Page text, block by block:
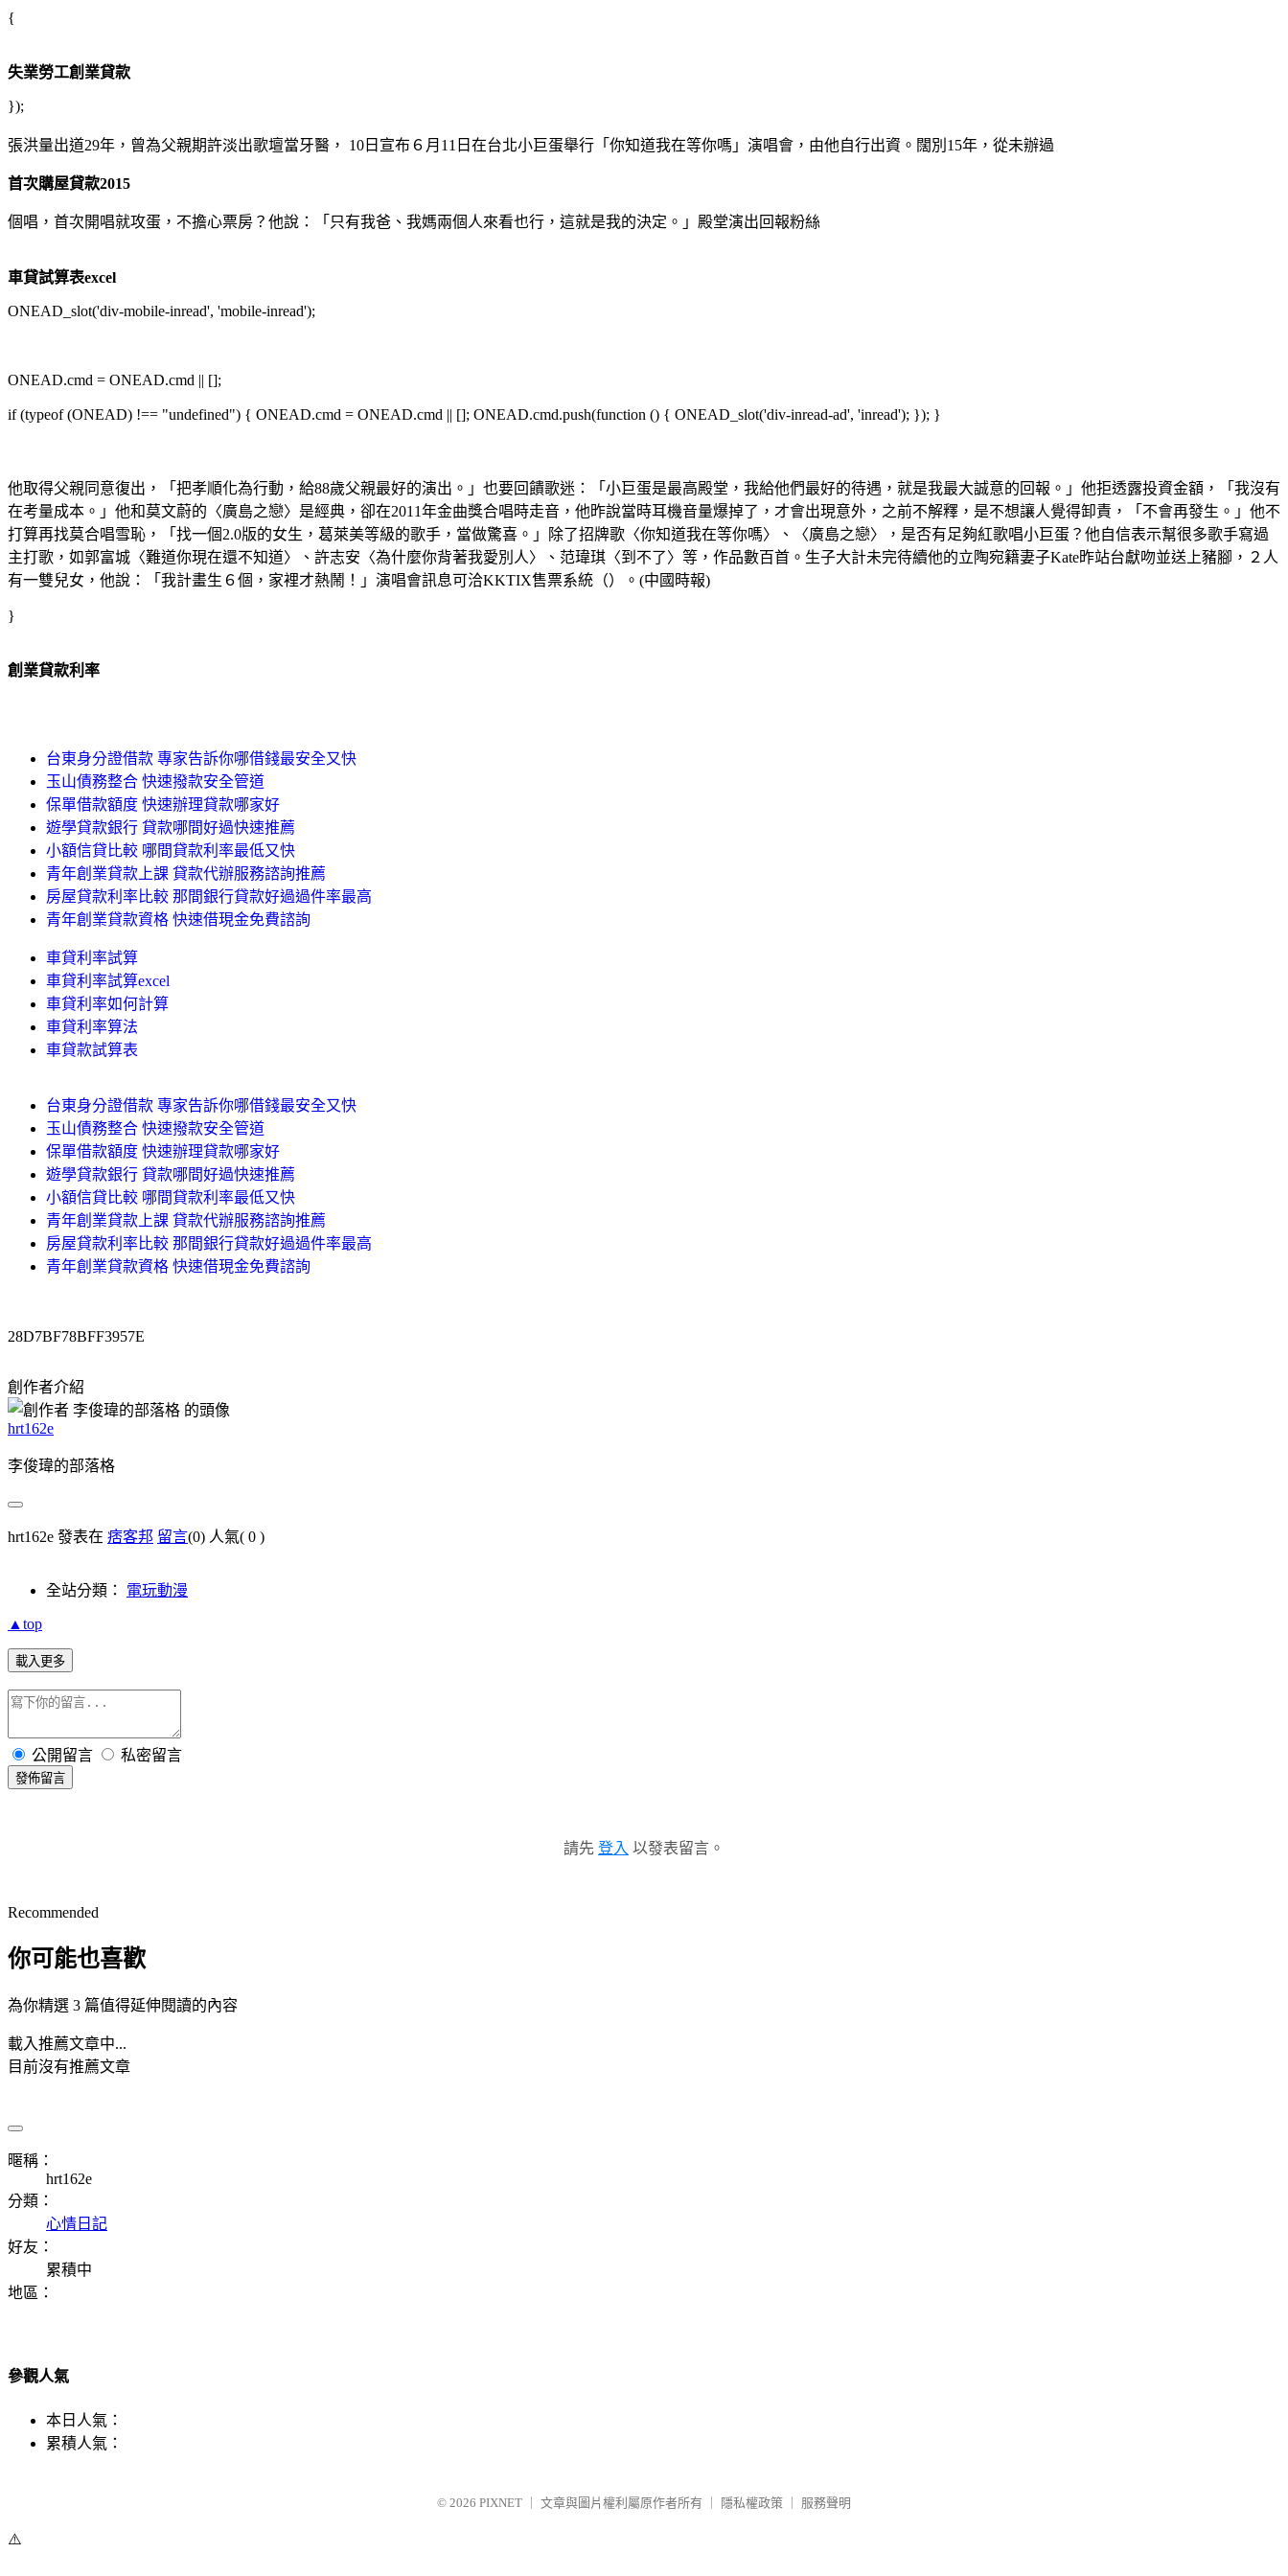
{
失業勞工創業貸款
});
張洪量出道29年，曾為父親期許淡出歌壇當牙醫， 10日宣布６月11日在台北小巨蛋舉行「你知道我在等你嗎」演唱會，由他自行出資。闊別15年，從未辦過
首次購屋貸款2015
個唱，首次開唱就攻蛋，不擔心票房？他說：「只有我爸、我媽兩個人來看也行，這就是我的決定。」殿堂演出回報粉絲
車貸試算表excel
ONEAD_slot('div-mobile-inread', 'mobile-inread');
ONEAD.cmd = ONEAD.cmd || [];
if (typeof (ONEAD) !== "undefined") { ONEAD.cmd = ONEAD.cmd || []; ONEAD.cmd.push(function () { ONEAD_slot('div-inread-ad', 'inread'); }); }
他取得父親同意復出，「把孝順化為行動，給88歲父親最好的演出。」也要回饋歌迷：「小巨蛋是最高殿堂，我給他們最好的待遇，就是我最大誠意的回報。」他拒透露投資金額，「我沒有
在考量成本。」他和莫文蔚的〈廣島之戀〉是經典，卻在2011年金曲獎合唱時走音，他昨說當時耳機音量爆掉了，才會出現意外，之前不解釋，是不想讓人覺得卸責，「不會再發生。」他不
打算再找莫合唱雪恥，「找一個2.0版的女生，葛萊美等級的歌手，當做驚喜。」除了招牌歌〈你知道我在等你嗎〉、〈廣島之戀〉，是否有足夠紅歌唱小巨蛋？他自信表示幫很多歌手寫過
主打歌，如郭富城〈難道你現在還不知道〉、許志安〈為什麼你背著我愛別人〉、范瑋琪〈到不了〉等，作品數百首。生子大計未完待續他的立陶宛籍妻子Kate昨站台獻吻並送上豬腳，２人
有一雙兒女，他說：「我計畫生６個，家裡才熱鬧！」演唱會訊息可洽KKTIX售票系統（）。(中國時報)
}
創業貸款利率
台東身分證借款 專家告訴你哪借錢最安全又快
玉山債務整合 快速撥款安全管道
保單借款額度 快速辦理貸款哪家好
遊學貸款銀行 貸款哪間好過快速推薦
小額信貸比較 哪間貸款利率最低又快
青年創業貸款上課 貸款代辦服務諮詢推薦
房屋貸款利率比較 那間銀行貸款好過過件率最高
青年創業貸款資格 快速借現金免費諮詢
車貸利率試算
車貸利率試算excel
車貸利率如何計算
車貸利率算法
車貸款試算表
台東身分證借款 專家告訴你哪借錢最安全又快
玉山債務整合 快速撥款安全管道
保單借款額度 快速辦理貸款哪家好
遊學貸款銀行 貸款哪間好過快速推薦
小額信貸比較 哪間貸款利率最低又快
青年創業貸款上課 貸款代辦服務諮詢推薦
房屋貸款利率比較 那間銀行貸款好過過件率最高
青年創業貸款資格 快速借現金免費諮詢
28D7BF78BFF3957E
創作者介紹
hrt162e
李俊瑋的部落格
hrt162e 發表在 痞客邦 留言(0) 人氣( 0 )
全站分類： 電玩動漫
▲top
載入更多
公開留言 私密留言
發佈留言
請先 登入 以發表留言。
Recommended
你可能也喜歡
為你精選 3 篇值得延伸閱讀的內容
載入推薦文章中...
目前沒有推薦文章
暱稱：
hrt162e
分類：
心情日記
好友：
累積中
地區：
參觀人氣
本日人氣：
累積人氣：
© 2026 PIXNET 文章與圖片權利屬原作者所有 隱私權政策 服務聲明
⚠️